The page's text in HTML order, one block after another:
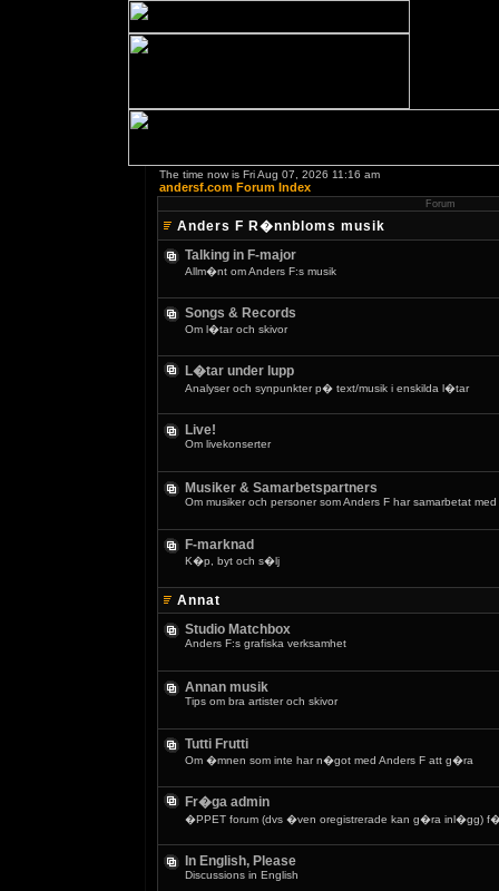
The time now is Fri Aug 07, 2026 11:16 am
andersf.com Forum Index
Forum
Anders F R�nnbloms musik
Talking in F-major
Allm�nt om Anders F:s musik
Songs & Records
Om l�tar och skivor
L�tar under lupp
Analyser och synpunkter p� text/musik i enskilda l�tar
Live!
Om livekonserter
Musiker & Samarbetspartners
Om musiker och personer som Anders F har samarbetat med
F-marknad
K�p, byt och s�lj
Annat
Studio Matchbox
Anders F:s grafiska verksamhet
Annan musik
Tips om bra artister och skivor
Tutti Frutti
Om �mnen som inte har n�got med Anders F att g�ra
Fr�ga admin
�PPET forum (dvs �ven oregistrerade kan g�ra inl�gg)
In English, Please
Discussions in English